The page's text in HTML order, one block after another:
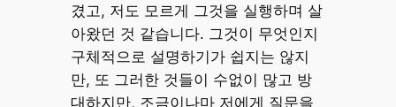
겼고, 저도 모르게 그것을 실행하며 살
아왔던 것 같습니다. 그것이 무엇인지
구체적으로 설명하기가 쉽지는 않지
만, 또 그러한 것들이 수없이 많고 방
대하지만, 조금이나마 저에게 질문을